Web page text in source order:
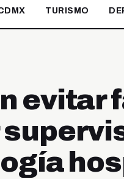
TURISMO
evitar